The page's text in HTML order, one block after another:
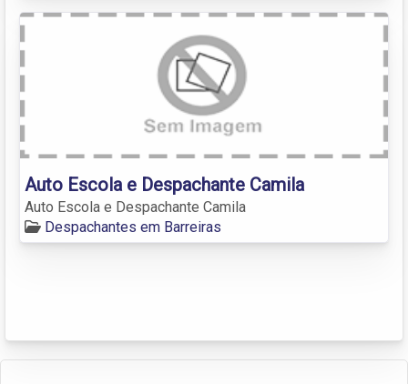
Auto Escola e Despachante Camila
Auto Escola e Despachante Camila
Despachantes em Barreiras